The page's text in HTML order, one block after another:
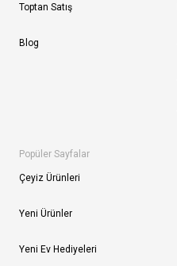
Toptan Satış
Blog
Popüler Sayfalar
Çeyiz Ürünleri
Yeni Ürünler
Yeni Ev Hediyeleri